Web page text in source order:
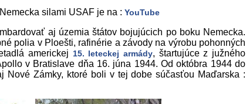
silami USAF je na : YouTube
aj územia štátov bojujúcich po boku Nemecka.
polia v Ploešti, rafinérie a závody na výrobu pohonných
americkej 15. leteckej armády, štartujúce z južného
v Bratislave dňa 16. júna 1944. Od októbra 1944 do
Nové Zámky, ktoré boli v tej dobe súčasťou Maďarska :